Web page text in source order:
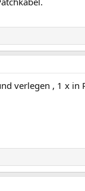
verlegen , 1 x in